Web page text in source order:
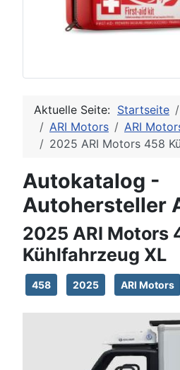
Aktuelle Seite: Startseite
ARI Motors
ARI
2025 ARI Motors 458
Autokatalog -
Autohersteller
2025 ARI Motors
Kühlfahrzeug XL
458 2025 ARI Motors